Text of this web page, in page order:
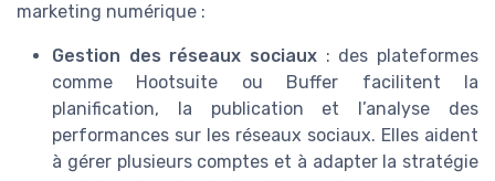
marketing numérique :
Gestion des réseaux sociaux : des plateformes
comme Hootsuite ou Buffer facilitent la
planification, la publication et l’analyse des
performances sur les réseaux sociaux. Elles aident
à gérer plusieurs comptes et à adapter la stratégie